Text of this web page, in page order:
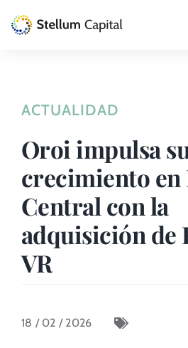
Private Equity
Venture Capital
Artizarra Fundazioa
ESG
Actualidad
ACTUALIDAD
Oroi impulsa
crecimiento en
Central con la
adquisición de
VR
18 / 02 / 2026